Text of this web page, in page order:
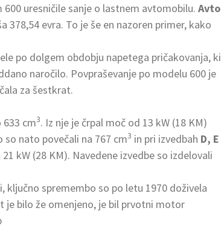
uresničile sanje o lastnem avtomobilu. Avto
378,54 evra. To je še en nazoren primer, kako
po dolgem obdobju napetega pričakovanja, ki
naročilo. Povpraševanje po modelu 600 je
za šestkrat.
cm3. Iz nje je črpal moč od 13 kW (18 KM)
nato povečali na 767 cm3 in pri izvedbah D, E
kW (28 KM). Navedene izvedbe so izdelovali
ključno spremembo so po letu 1970 doživela
je bilo že omenjeno, je bil prvotni motor